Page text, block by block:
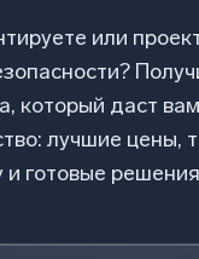
или
который даст
лучшие цены,
готовые